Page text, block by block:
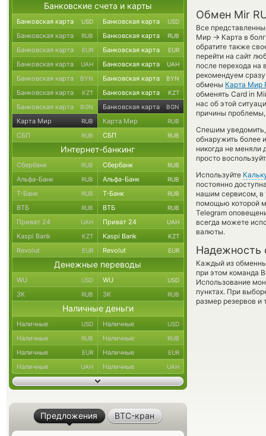
Обмен Mir
Все
Мир → Карта в
обратите также
перейти на сайт
после перехода на
рекомендуем
обмены Карта Мир
обменять Card in
нас об этой
причины
Спешим
обнаружить более
никогда не
просто
Используйте
постоянно
нашим сервисом,
помощью которой
Telegram
всегда можете
валюты.
Надежность
Каждый из
при этом команда
Использование
пунктах. При
размер резервов и
Банковские счета и карты
Банковская карта USD Банковская карта USD
Банковская карта RUB Банковская карта RUB
Банковская карта EUR Банковская карта EUR
Банковская карта UAH Банковская карта UAH
Банковская карта BYN Банковская карта BYN
Банковская карта KZT Банковская карта KZT
Банковская карта BGN Банковская карта BGN
Карта Мир RUB Карта Мир RUB
СБП RUB СБП RUB
Интернет-банкинг
Сбербанк RUB Сбербанк RUB
Альфа-Банк RUB Альфа-Банк RUB
Т-Банк RUB Т-Банк RUB
ВТБ RUB ВТБ RUB
Приват 24 UAH Приват 24 UAH
Kaspi Bank KZT Kaspi Bank KZT
Revolut EUR Revolut EUR
Денежные переводы
WU USD WU USD
ЗК RUB ЗК RUB
Наличные деньги
Наличные USD Наличные USD
Наличные RUB Наличные RUB
Наличные EUR Наличные EUR
Наличные UAH Наличные UAH
Предложения BTC-кран